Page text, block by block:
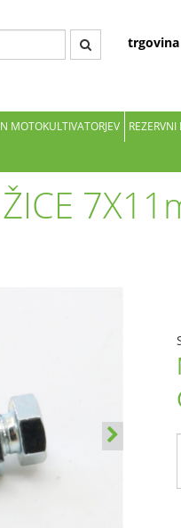
trgovina
MOTOKULTIVATORJEV REZERVNI
ŽICE